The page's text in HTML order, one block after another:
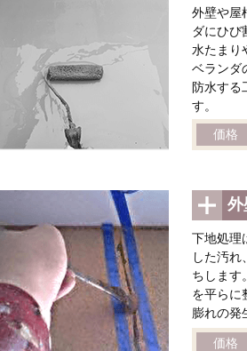
外壁や屋
ダにひび
水たまり
ベランダ
防水する
す。
価格
外
下地処理
した汚
ちします
を平らに
膨れの発
価格